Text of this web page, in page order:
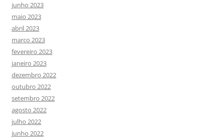
junho 2023
maio 2023
abril 2023
março 2023
fevereiro 2023
janeiro 2023
dezembro 2022
outubro 2022
setembro 2022
agosto 2022
julho 2022
junho 2022